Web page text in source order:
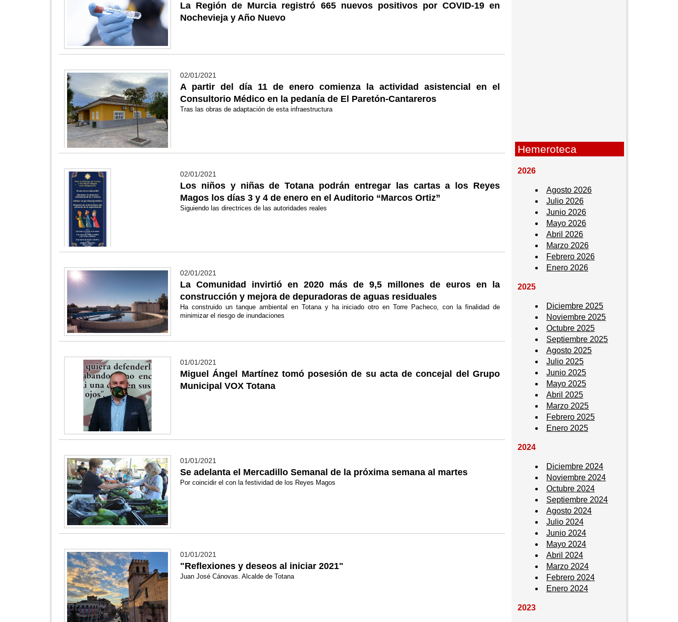
La Región de Murcia registró 665 nuevos positivos por COVID-19 en
Nochevieja y Año Nuevo
02/01/2021
A partir del día 11 de enero comienza la actividad asistencial en el
Consultorio Médico en la pedanía de El Paretón-Cantareros
Tras las obras de adaptación de esta infraestructura
02/01/2021
Los niños y niñas de Totana podrán entregar las cartas a los Reyes
Magos los días 3 y 4 de enero en el Auditorio “Marcos Ortiz”
Siguiendo las directrices de las autoridades reales
02/01/2021
La Comunidad invirtió en 2020 más de 9,5 millones de euros en la
construcción y mejora de depuradoras de aguas residuales
Ha construido un tanque ambiental en Totana y ha iniciado otro en Torre Pacheco, con la finalidad de
minimizar el riesgo de inundaciones
01/01/2021
Miguel Ángel Martínez tomó posesión de su acta de concejal del Grupo
Municipal VOX Totana
01/01/2021
Se adelanta el Mercadillo Semanal de la próxima semana al martes
Por coincidir el con la festividad de los Reyes Magos
01/01/2021
"Reflexiones y deseos al iniciar 2021"
Juan José Cánovas. Alcalde de Totana
Hemeroteca
2026
Agosto 2026
Julio 2026
Junio 2026
Mayo 2026
Abril 2026
Marzo 2026
Febrero 2026
Enero 2026
2025
Diciembre 2025
Noviembre 2025
Octubre 2025
Septiembre 2025
Agosto 2025
Julio 2025
Junio 2025
Mayo 2025
Abril 2025
Marzo 2025
Febrero 2025
Enero 2025
2024
Diciembre 2024
Noviembre 2024
Octubre 2024
Septiembre 2024
Agosto 2024
Julio 2024
Junio 2024
Mayo 2024
Abril 2024
Marzo 2024
Febrero 2024
Enero 2024
2023